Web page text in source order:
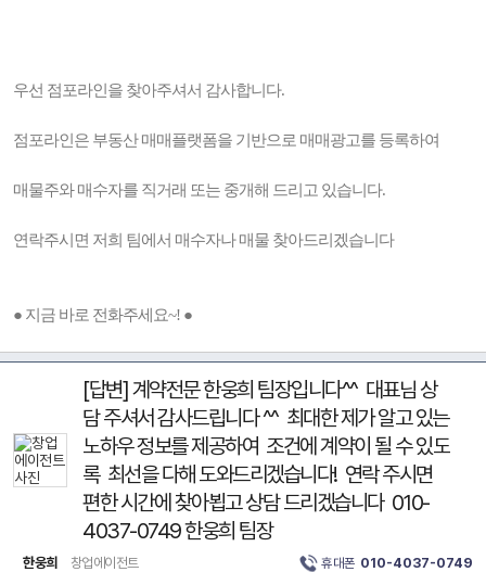
우선 점포라인을 찾아주셔서 감사합니다.
점포라인은 부동산 매매플랫폼을 기반으로 매매광고를 등록하여
매물주와 매수자를 직거래 또는 중개해 드리고 있습니다.
연락주시면 저희 팀에서 매수자나 매물 찾아드리겠습니다
● 지금 바로 전화주세요~! ●
[답변] 계약전문 한웅희 팀장입니다^^ 대표님 상
담 주셔서 감사드립니다 ^^ 최대한 제가 알고 있는
노하우 정보를 제공하여 조건에 계약이 될 수 있도
록 최선을 다해 도와드리겠습니다! 연락 주시면
편한 시간에 찾아뵙고 상담 드리겠습니다 010-
4037-0749 한웅희 팀장
한웅희 창업에이전트 휴대폰 010-4037-0749